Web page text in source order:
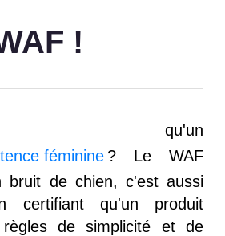
!
ce qu'un
féminine ? Le WAF
bruit de chien, c'est aussi
certifiant qu'un produit
de simplicité et de